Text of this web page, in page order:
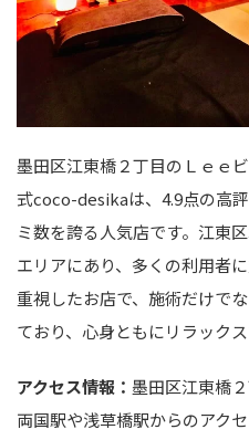
墨田区江東橋２丁目のＬｅｅ
式coco-desikaは、4.9点の高
ミ数を誇る人気店です。江東
エリアにあり、多くの利用者
重視したお店で、施術だけで
ており、心身ともにリラック
アクセス情報： 墨田区江東橋
両国駅や浅草橋駅からのアクセ